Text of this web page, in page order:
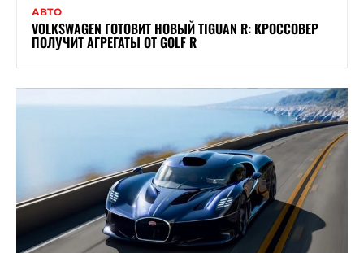
АВТО
VOLKSWAGEN ГОТОВИТ НОВЫЙ TIGUAN R: КРОССОВЕР
ПОЛУЧИТ АГРЕГАТЫ ОТ GOLF R